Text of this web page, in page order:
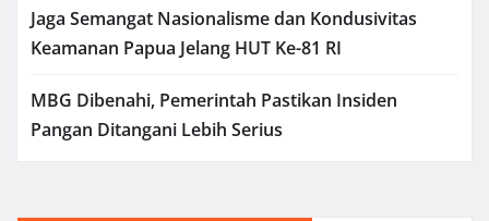
Jaga Semangat Nasionalisme dan Kondusivitas
Keamanan Papua Jelang HUT Ke-81 RI
MBG Dibenahi, Pemerintah Pastikan Insiden
Pangan Ditangani Lebih Serius